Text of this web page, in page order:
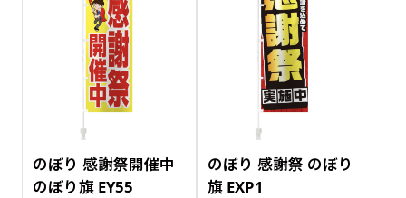
のぼり 感謝祭開催中
のぼり旗 EY55
のぼり 感謝祭 のぼり
旗 EXP1